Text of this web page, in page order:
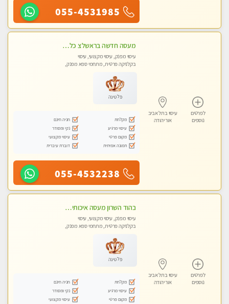
055-4531985
לפרטים
נוספים
עיסוי בתל אביב
אור יהודה
מעסה חדשה בראשלצ כל סוגי העיסויים מעסה מקצועית ואיכותית פרטי!!!
עיסוי מפנק, עיסוי מקצועי, עיסוי
בקלניקה פרטית, מתחמי ספא מפנק,
פלטינה
מקלחת
חניה חינם
עיסוי מרגיע
נקי ומסודר
מקום פרטי
עיסוי מקצועי
תמונה אמיתית
דוברת עיברית
055-4532238
לפרטים
נוספים
עיסוי בתל אביב
אור יהודה
בהוד השרון מעסה איכותית מקצועית ומפנקת מאוד
עיסוי מפנק, עיסוי מקצועי, עיסוי
בקלניקה פרטית, מתחמי ספא מפנק,
פלטינה
מקלחת
חניה חינם
עיסוי מרגיע
נקי ומסודר
מקום פרטי
עיסוי מקצועי